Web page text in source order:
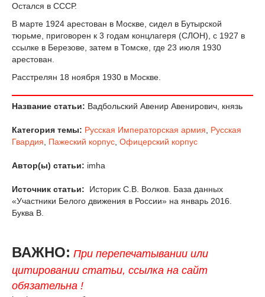
Остался в СССР.
В марте 1924 арестован в Москве, сидел в Бутырской
тюрьме, приговорен к 3 годам концлагеря (СЛОН), с 1927 в
ссылке в Березове, затем в Томске, где 23 июля 1930
арестован.
Расстрелян 18 ноября 1930 в Москве.
Название статьи: Вадбольский Авенир Авенирович, князь
Категория темы: Русская Императорская армия
Русская
Гвардия
Пажеский корпус Офицерский корпус
Автор(ы) статьи: imha
Источник статьи:
Историк С.В. Волков. База данных
«Участники Белого движения в России» на январь 2016.
Буква В.
ВАЖНО: При перепечатывании или
цитировании статьи, ссылка на сайт
обязательна !